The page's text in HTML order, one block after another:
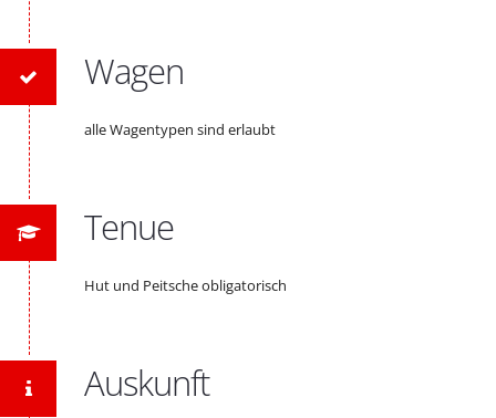
Wagen
alle Wagentypen sind erlaubt
Tenue
Hut und Peitsche obligatorisch
Auskunft